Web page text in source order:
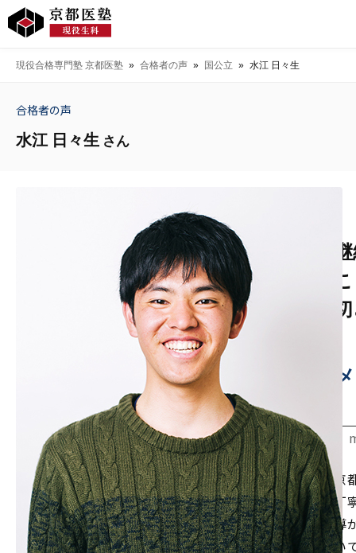
現役合格専門塾 京都医塾 » 合格者の声 » 国公立 » 水江 日々生
合格者の声
水江 日々生 さん
京
丁
導
い